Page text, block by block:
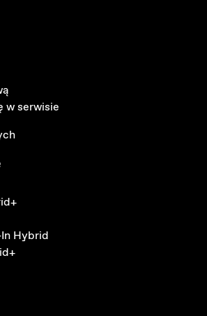
w serwisie
Hybrid